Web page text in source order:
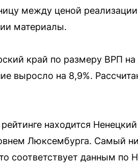
между ценой реализации
материалы.
край по размеру ВРП
выросло на 8,9%.
находится
Люксембурга. Самый
соответствует данным по